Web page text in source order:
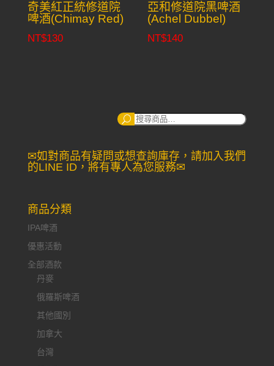
奇美紅正統修道院
啤酒(Chimay Red)
NT$130
亞和修道院黑啤酒
(Achel Dubbel)
NT$140
搜
✉如對商品有疑問或想查詢庫存，請加入我們
的LINE ID，將有專人為您服務✉
商品分類
IPA啤酒
優惠活動
全部酒款
丹麥
俄羅斯啤酒
其他國別
加拿大
台灣